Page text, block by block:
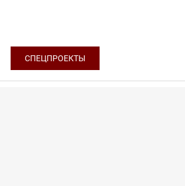
СПЕЦПРОЕКТЫ